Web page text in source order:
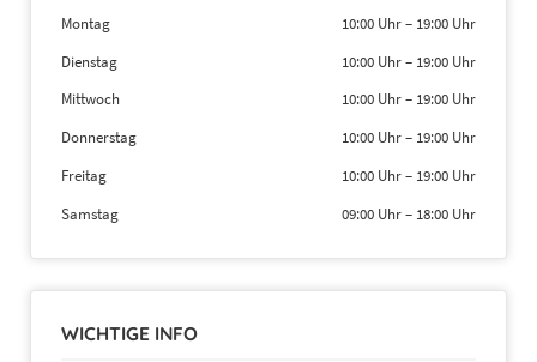
Montag 10:00 Uhr– 19:00 Uhr
Dienstag
10:00 Uhr– 19:00 Uhr
Mittwoch
10:00 Uhr– 19:00 Uhr
Donnerstag
10:00 Uhr– 19:00 Uhr
Freitag
10:00 Uhr– 19:00 Uhr
Samstag
09:00 Uhr– 18:00 Uhr
WICHTIGE INFO